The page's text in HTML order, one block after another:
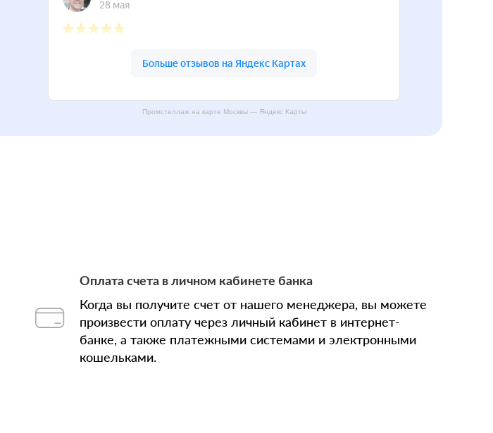
Промстеллаж на карте Москвы — Яндекс Карты
Оплата счета в личном кабинете банка
Когда вы получите счет от нашего менеджера, вы можете
произвести оплату через личный кабинет в интернет-
банке, а также платежными системами и электронными
кошельками.